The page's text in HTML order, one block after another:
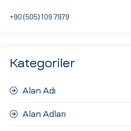
+90 (505) 109 7979
Kategoriler
Alan Adı
Alan Adları